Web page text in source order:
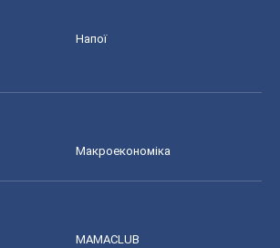
Напої
Макроекономіка
MAMACLUB